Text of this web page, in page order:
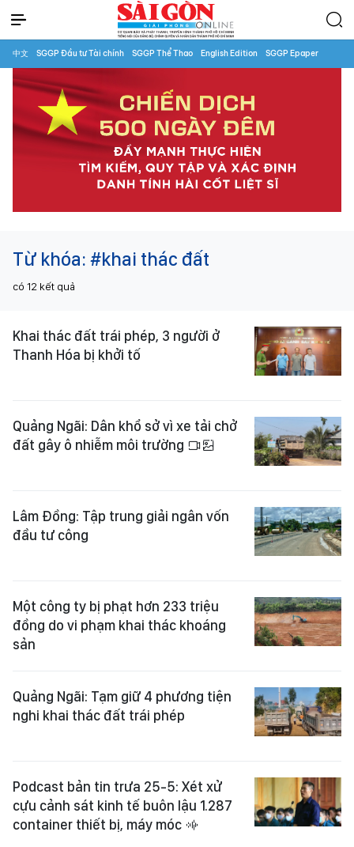
中文 SGGP Đầu tư Tài chính SGGP Thể Thao English Edition SGGP Epaper
Từ khóa: #khai thác đất
có 12 kết quả
Khai thác đất trái phép, 3 người ở
Thanh Hóa bị khởi tố
Quảng Ngãi: Dân khổ sở vì xe tải chở
đất gây ô nhiễm môi trường
Lâm Đồng: Tập trung giải ngân vốn
đầu tư công
Một công ty bị phạt hơn 233 triệu
đồng do vi phạm khai thác khoáng
sản
Quảng Ngãi: Tạm giữ 4 phương tiện
nghi khai thác đất trái phép
Podcast bản tin trưa 25-5: Xét xử
cựu cảnh sát kinh tế buôn lậu 1.287
container thiết bị, máy móc